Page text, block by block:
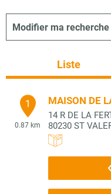
Modifier ma recherche
Liste
1
0.87 km
MAISON DE
14 R DE LA
80230 ST